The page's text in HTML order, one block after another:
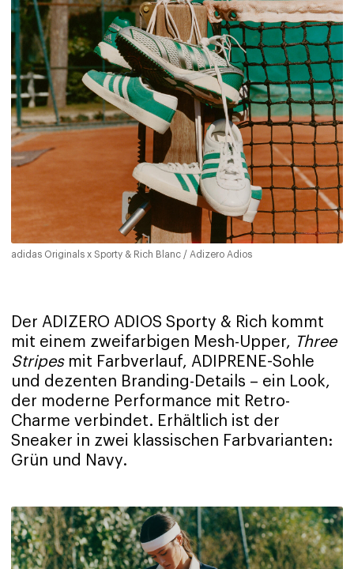
adidas Originals x Sporty & Rich Blanc / Adizero Adios
Der ADIZERO ADIOS Sporty & Rich kommt
mit einem zweifarbigen Mesh-Upper, Three
Stripesmit Farbverlauf, ADIPRENE-Sohle
und dezenten Branding-Details – ein Look,
der moderne Performance mit Retro-
Charme verbindet. Erhältlich ist der
Sneaker in zwei klassischen Farbvarianten:
Grün und Navy.